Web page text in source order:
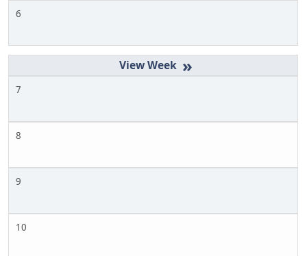
6
»
7
8
9
10